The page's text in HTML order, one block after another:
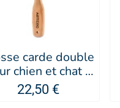
carde double
chien et chat à
fins - Artero
22,50 €